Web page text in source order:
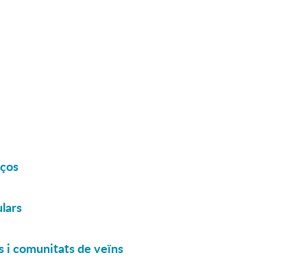
i comunitats de veïns